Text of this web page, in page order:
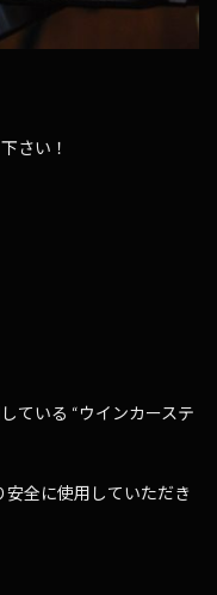
さい！
ている “ウインカーステ
全に使用していただき